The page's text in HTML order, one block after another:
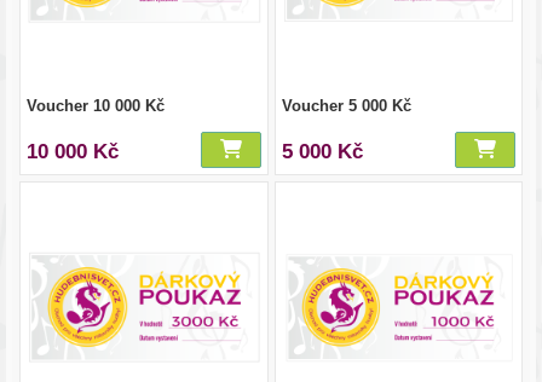
Voucher 10 000 Kč
10 000 Kč
Voucher 5 000 Kč
5 000 Kč